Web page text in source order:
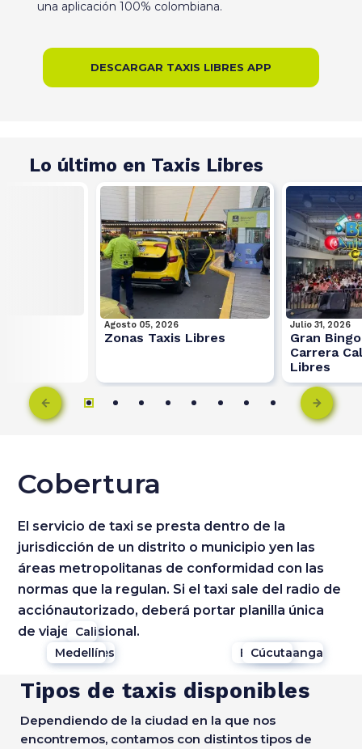
una aplicación 100% colombiana.
DESCARGAR TAXIS LIBRES APP
Lo último en Taxis Libres
Agosto 05, 2026
Zonas Taxis Libres
Julio 31, 2026
Gran
Carrera
Libres
Cobertura
El servicio de taxi se presta dentro de la
jurisdicción de un distrito o municipio yen las
áreas metropolitanas de conformidad con las
normas que la regulan. Si el taxi sale del radio de
acciónautorizado, deberá portar planilla única
de viaje ocasional.
Bogotá
Bucaramanga
Cali
Cúcuta
Manizales
Medellín
Tipos de taxis disponibles
Dependiendo de la ciudad en la que nos
encontremos, contamos con distintos tipos de